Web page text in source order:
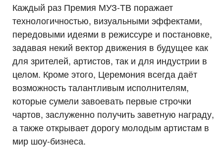
Каждый раз Премия МУЗ-ТВ поражает
технологичностью, визуальными эффектами,
передовыми идеями в режиссуре и постановке,
задавая некий вектор движения в будущее как
для зрителей, артистов, так и для индустрии в
целом. Кроме этого, Церемония всегда даёт
возможность талантливым исполнителям,
которые сумели завоевать первые строчки
чартов, заслуженно получить заветную награду,
а также открывает дорогу молодым артистам в
мир шоу-бизнеса.